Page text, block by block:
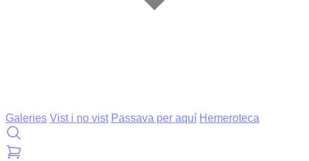
Galeries Vist i no vist Passava per aquí Hemeroteca